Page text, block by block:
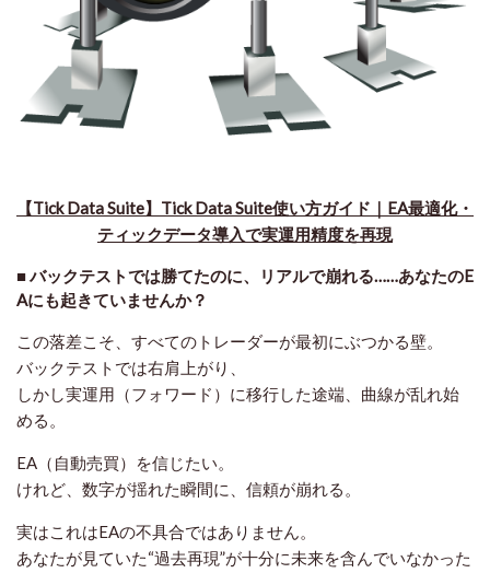
【Tick Data Suite】Tick Data Suite使い方ガイド｜EA最適化・
ティックデータ導入で実運用精度を再現
■ バックテストでは勝てたのに、リアルで崩れる……あなたのE
Aにも起きていませんか？
この落差こそ、すべてのトレーダーが最初にぶつかる壁。
バックテストでは右肩上がり、
しかし実運用（フォワード）に移行した途端、曲線が乱れ始
める。
EA（自動売買）を信じたい。
けれど、数字が揺れた瞬間に、信頼が崩れる。
実はこれはEAの不具合ではありません。
あなたが見ていた“過去再現”が十分に未来を含んでいなかった